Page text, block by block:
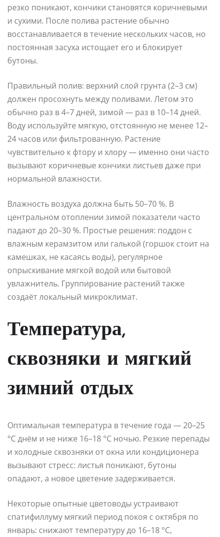
резко поникают, кончики становятся коричневыми
и сухими. После полива растение обычно
восстанавливается в течение нескольких часов, но
постоянная засуха истощает его и блокирует
бутоны.
Правильный полив: верхний слой грунта (2–3 см)
должен просохнуть между поливами. Летом это
обычно раз в 4–7 дней, зимой — раз в 10–14 дней.
Воду используйте мягкую, отстоянную не менее 12–
24 часов или фильтрованную. Растение
чувствительно к фтору и хлору — именно они часто
вызывают коричневые кончики листьев даже при
нормальной влажности.
Влажность воздуха должна быть 50–70 %. В
центральном отоплении зимой показатели часто
падают до 20–30 %. Простые решения: поддон с
влажным керамзитом или галькой (горшок стоит на
камешках, не касаясь воды), регулярное
опрыскивание мягкой водой или бытовой
увлажнитель. Группирование растений также
создаёт локальный микроклимат.
Температура,
сквозняки и мягкий
зимний отдых
Оптимальная температура в течение года — 20–25
°C днём и не ниже 16–18 °C ночью. Резкие перепады
и холодные сквозняки от окна или кондиционера
вызывают стресс: листья поникают, бутоны
опадают, а новое цветение задерживается.
Некоторые опытные цветоводы устраивают
спатифиллуму мягкий период покоя с октября по
январь: снижают температуру до 16–18 °C,